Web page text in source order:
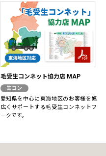
毛受生コンネット協力店 MAP
生コン
愛知県を中心に東海地区のお客様を幅
広くサポートする毛受生コンネットワ
ークです。